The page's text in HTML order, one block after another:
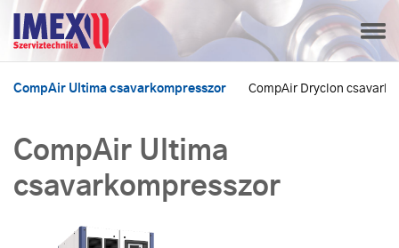
CompAir Ultima csavarkompresszor CompAir Dryclon
CompAir Ultima
csavarkompresszor